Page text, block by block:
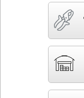
40形 ライトバ